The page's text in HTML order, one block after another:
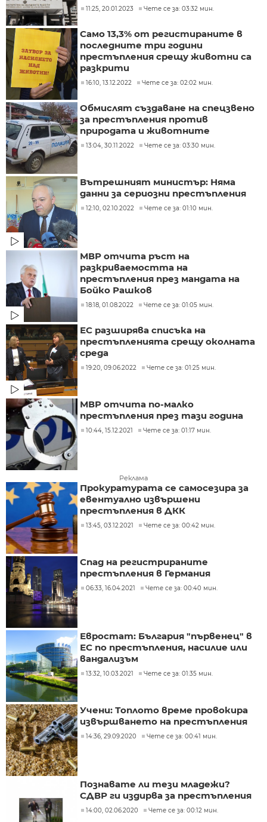
11:25, 20.01.2023 Чете се за: 03:32 мин.
Само 13,3% от регистираните в
последните три години
престъпления срещу животни са
разкрити
16:10, 13.12.2022 Чете се за: 02:02 мин.
Обмислят създаване на спецзвено
за престъпления против
природата и животните
13:04, 30.11.2022 Чете се за: 03:30 мин.
Вътрешният министър: Няма
данни за сериозни престъпления
12:10, 02.10.2022 Чете се за: 01:10 мин.
МВР отчита ръст на
разкриваемостта на
престъпления през мандата на
Бойко Рашков
18:18, 01.08.2022 Чете се за: 01:05 мин.
ЕС разширява списъка на
престъпленията срещу околната
среда
19:20, 09.06.2022 Чете се за: 01:25 мин.
МВР отчита по-малко
престъпления през тази година
10:44, 15.12.2021 Чете се за: 01:17 мин.
Реклама
Прокуратурата се самосезира за
евентуално извършени
престъпления в ДКК
13:45, 03.12.2021 Чете се за: 00:42 мин.
Спад на регистрираните
престъпления в Германия
06:33, 16.04.2021 Чете се за: 00:40 мин.
Евростат: България "първенец" в
ЕС по престъпления, насилие или
вандализъм
13:32, 10.03.2021 Чете се за: 01:35 мин.
Учени: Топлото време провокира
извършването на престъпления
14:36, 29.09.2020 Чете се за: 00:41 мин.
Познавате ли тези младежи?
СДВР ги издирва за престъпления
14:00, 02.06.2020 Чете се за: 00:12 мин.